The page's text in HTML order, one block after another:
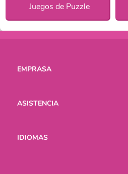
Juegos de Puzzle
EMPRASA
ASISTENCIA
IDIOMAS